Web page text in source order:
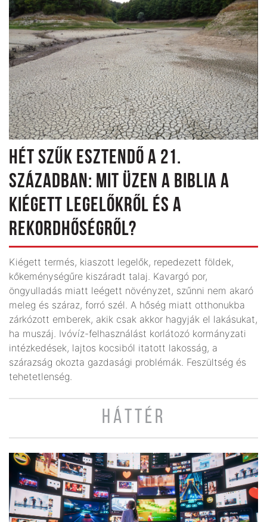
HÉT SZŰK ESZTENDŐ A 21.
SZÁZADBAN: MIT ÜZEN A BIBLIA A
KIÉGETT LEGELŐKRŐL ÉS A
REKORDHŐSÉGRŐL?
Kiégett termés, kiaszott legelők, repedezett földek,
kőkeménységűre kiszáradt talaj. Kavargó por,
öngyulladás miatt leégett növényzet, szűnni nem akaró
meleg és száraz, forró szél. A hőség miatt otthonukba
zárkózott emberek, akik csak akkor hagyják el lakásukat,
ha muszáj. Ivóvíz-felhasználást korlátozó kormányzati
intézkedések, lajtos kocsiból itatott lakosság, a
szárazság okozta gazdasági problémák. Feszültség és
tehetetlenség.
HÁTTÉR